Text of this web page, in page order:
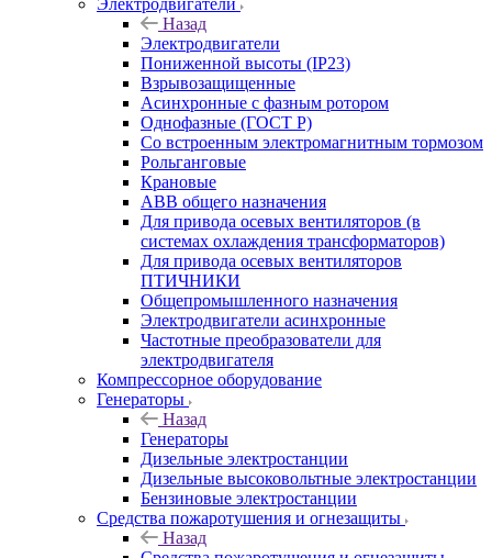
Электродвигатели
Назад
Электродвигатели
Пониженной высоты (IP23)
Взрывозащищенные
Асинхронные с фазным ротором
Однофазные (ГОСТ Р)
Со встроенным электромагнитным тормозом
Рольганговые
Крановые
АВВ общего назначения
Для привода осевых вентиляторов (в
системах охлаждения трансформаторов)
Для привода осевых вентиляторов
ПТИЧНИКИ
Общепромышленного назначения
Электродвигатели асинхронные
Частотные преобразователи для
электродвигателя
Компрессорное оборудование
Генераторы
Назад
Генераторы
Дизельные электростанции
Дизельные высоковольтные электростанции
Бензиновые электростанции
Средства пожаротушения и огнезащиты
Назад